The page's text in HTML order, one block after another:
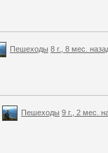
Пешеходы 8 г., 8 мес.
Пешеходы 9 г., 2 мес.